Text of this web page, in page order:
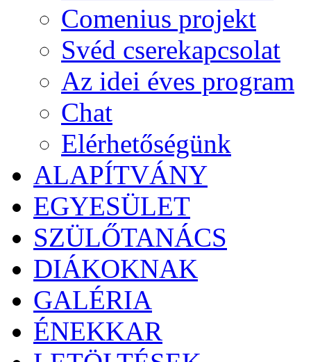
Comenius projekt
Svéd cserekapcsolat
Az idei éves program
Chat
Elérhetőségünk
ALAPÍTVÁNY
EGYESÜLET
SZÜLŐTANÁCS
DIÁKOKNAK
GALÉRIA
ÉNEKKAR